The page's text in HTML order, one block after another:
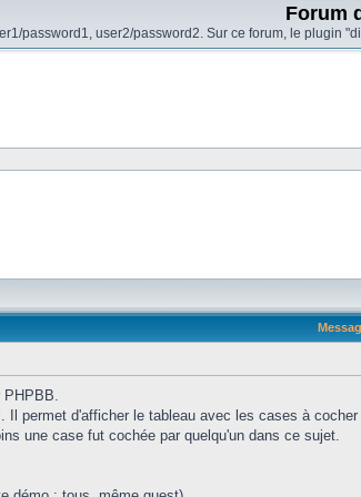
Forum
password1, user2/password2. Sur ce forum, le plugin
PHPBB.
permet d'afficher le tableau avec les cases à
une case fut cochée par quelqu'un dans ce sujet.